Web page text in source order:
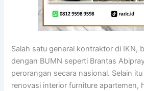
Salah satu general kontraktor di IKN,
dengan BUMN seperti Brantas
perorangan secara nasional. Selain
renovasi interior furniture apartemen,